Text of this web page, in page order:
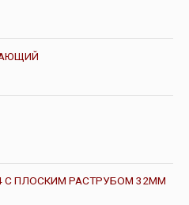
С ПЛОСКИМ РАСТРУБОМ 32ММ